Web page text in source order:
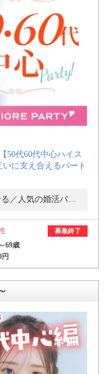
50代60代中心ハイス
に支え合えるパート
募集終了
69歳
円